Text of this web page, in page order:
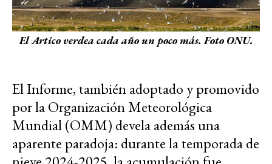
El Artico verdea cada año un poco más. Foto ONU.
El Informe, también adoptado y promovido
por la Organización Meteorológica
Mundial (OMM) devela además una
aparente paradoja: durante la temporada de